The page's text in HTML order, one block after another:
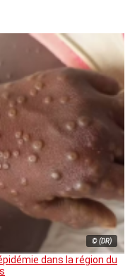
© (DR)
dans la région du